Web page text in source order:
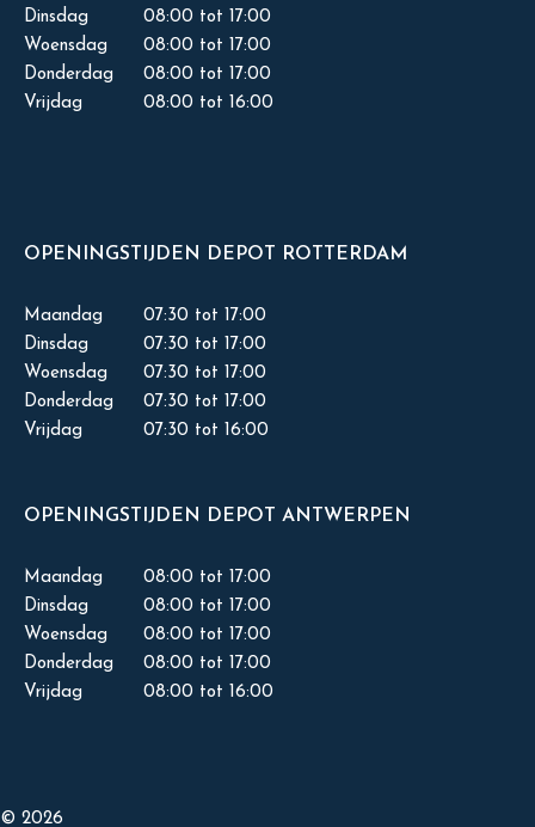
Dinsdag
08:00 tot 17:00
Woensdag
08:00 tot 17:00
Donderdag
08:00 tot 17:00
Vrijdag
08:00 tot 16:00
OPENINGSTIJDEN DEPOT ROTTERDAM
Maandag
07:30 tot 17:00
Dinsdag
07:30 tot 17:00
Woensdag
07:30 tot 17:00
Donderdag
07:30 tot 17:00
Vrijdag
07:30 tot 16:00
OPENINGSTIJDEN DEPOT ANTWERPEN
Maandag
08:00 tot 17:00
Dinsdag
08:00 tot 17:00
Woensdag
08:00 tot 17:00
Donderdag
08:00 tot 17:00
Vrijdag
08:00 tot 16:00
© 2026